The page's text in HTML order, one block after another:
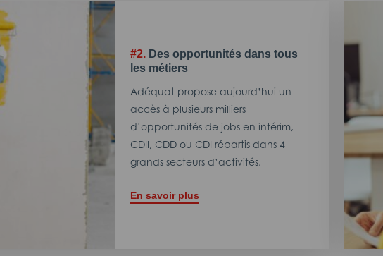
#2. Des opportunités dans tous
les métiers
Adéquat propose aujourd’hui un
accès à plusieurs milliers
d’opportunités de jobs en intérim,
CDII, CDD ou CDI répartis dans 4
grands secteurs d’activités.
En savoir plus